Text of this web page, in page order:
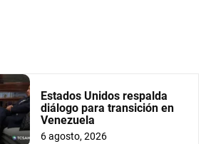
Estados Unidos respalda
diálogo para transición en
Venezuela
6 agosto, 2026